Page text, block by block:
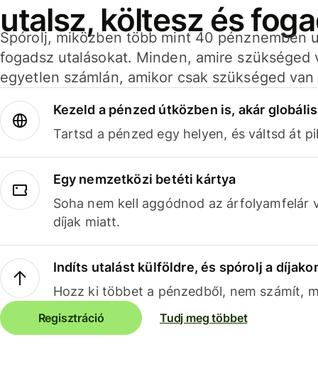
utalsz, költesz és
Spórolj, miközben több mint 40 pénznemben
fogadsz utalásokat. Minden, amire szükséged
egyetlen számlán, amikor csak szükséged van
Kezeld a pénzed útközben is, akár
Tartsd a pénzed egy helyen, és váltsd át
Egy nemzetközi betéti kártya
Soha nem kell aggódnod az árfolyamfelár
díjak miatt.
Indíts utalást külföldre, és spórolj a
Hozz ki többet a pénzedből, nem számít,
Regisztráció Tudj meg többet